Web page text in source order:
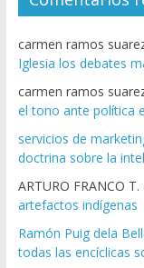
carmen ramos
Iglesia los debates
carmen ramos
el tono ante política
servicios de
doctrina sobre la
ARTURO FRANCO T.
artefactos indígenas
Ramón Puig dela
todas las encíclicas